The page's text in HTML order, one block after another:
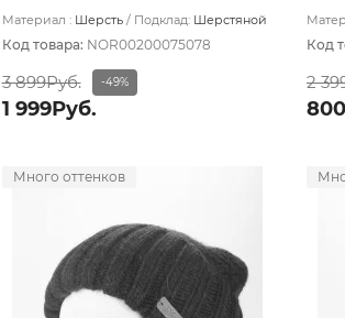
Материал : Шерсть Подклад: Шерстяной
Код товара: NOR00200075078
3 899Руб. -49%
1 999Руб.
Код
2
Много оттенков